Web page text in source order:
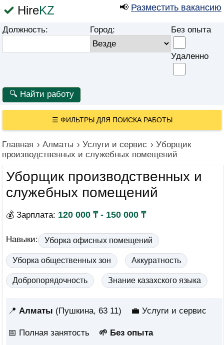
HireKZ 📢 Разместить вакансию
Должность: Город: Без опыта
Удаленно
☰ ФИЛЬТРЫ ДЛЯ ПОИСКА РАБОТЫ
Главная › Алматы › Услуги и сервис › Уборщик
производственных и служебных помещений
Уборщик производственных и
служебных помещений
💰 Зарплата: 120 000 ₸ - 150 000 ₸
Навыки: Уборка офисных помещений
Уборка общественных зон Аккуратность
Добропорядочность Знание казахского языка
📍 Алматы (Пушкина, 63 11) 💼 Услуги и сервис
📅 Полная занятость 🌱 Без опыта